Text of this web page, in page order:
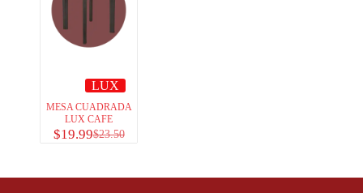
LUX
MESA CUADRADA
LUX CAFE
$23.50
$19.99